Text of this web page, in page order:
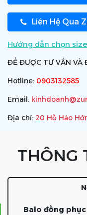
Liên Hệ Qua
Hướng dẫn chọn size
ĐỂ ĐƯỢC TƯ VẤN VÀ
Hotline: 0903132585
Email:
Địa chỉ: 20 Hồ Hảo
THÔNG
Balo đồng